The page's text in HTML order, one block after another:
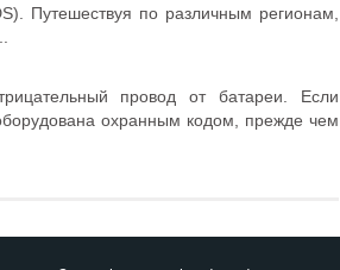
Путешествуя по различным регионам,
провод от батареи. Если
охранным кодом, прежде чем